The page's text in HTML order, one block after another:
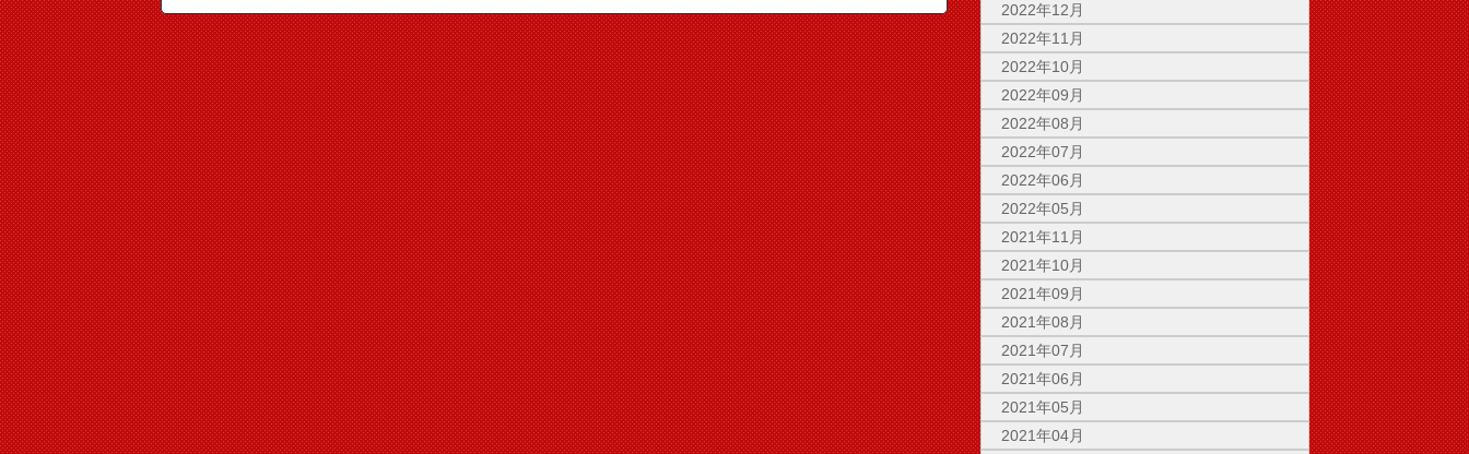
2022年12月
2022年11月
2022年10月
2022年09月
2022年08月
2022年07月
2022年06月
2022年05月
2021年11月
2021年10月
2021年09月
2021年08月
2021年07月
2021年06月
2021年05月
2021年04月